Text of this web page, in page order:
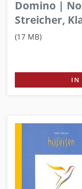
Domino |
Streicher,
(17 MB)
IN